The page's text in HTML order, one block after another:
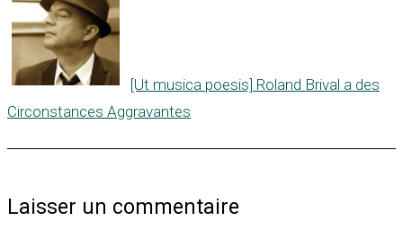
[Ut musica poesis] Roland Brival a des
Circonstances Aggravantes
Laisser un commentaire